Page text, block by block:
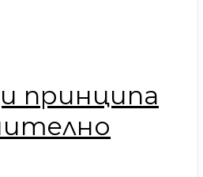
принципа